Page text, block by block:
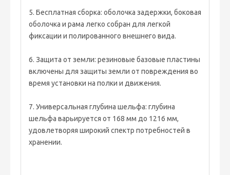
5. Бесплатная сборка: оболочка задержки, боковая
оболочка и рама легко собран для легкой
фиксации и полированного внешнего вида.
6. Защита от земли: резиновые базовые пластины
включены для защиты земли от повреждения во
время установки на полки и движения.
7. Универсальная глубина шельфа: глубина
шельфа варьируется от 168 мм до 1216 мм,
удовлетворяя широкий спектр потребностей в
хранении.